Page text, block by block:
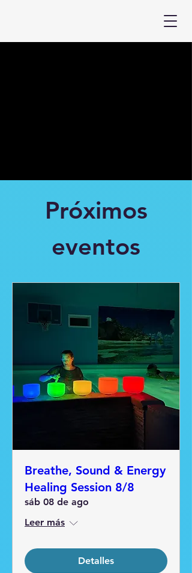
Próximos
eventos
Breathe, Sound & Energy
Healing Session 8/8
sáb 08 de ago
Leer más
Detalles